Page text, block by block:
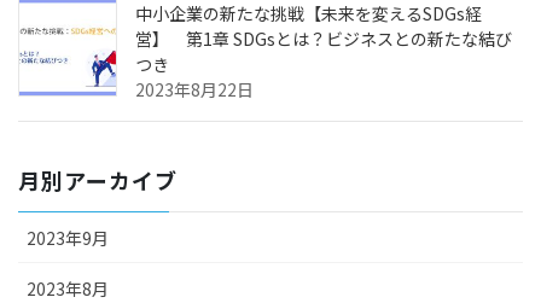
中小企業の新たな挑戦【未来を変えるSDGs経
営】 第1章 SDGsとは？ビジネスとの新たな結び
つき
2023年8月22日
月別アーカイブ
2023年9月
2023年8月